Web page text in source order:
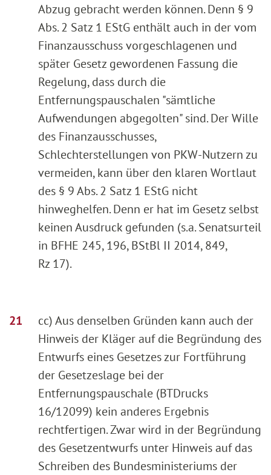
Abzug gebracht werden können. Denn § 9
Abs. 2 Satz 1 EStG enthält auch in der vom
Finanzausschuss vorgeschlagenen und
später Gesetz gewordenen Fassung die
Regelung, dass durch die
Entfernungspauschalen "sämtliche
Aufwendungen abgegolten" sind. Der Wille
des Finanzausschusses,
Schlechterstellungen von PKW-Nutzern zu
vermeiden, kann über den klaren Wortlaut
des § 9 Abs. 2 Satz 1 EStG nicht
hinweghelfen. Denn er hat im Gesetz selbst
keinen Ausdruck gefunden (s.a. Senatsurteil
in BFHE 245, 196, BStBl II 2014, 849,
Rz 17).
cc) Aus denselben Gründen kann auch der
Hinweis der Kläger auf die Begründung des
Entwurfs eines Gesetzes zur Fortführung
der Gesetzeslage bei der
Entfernungspauschale (BTDrucks
16/12099) kein anderes Ergebnis
rechtfertigen. Zwar wird in der Begründung
des Gesetzentwurfs unter Hinweis auf das
Schreiben des Bundesministeriums der